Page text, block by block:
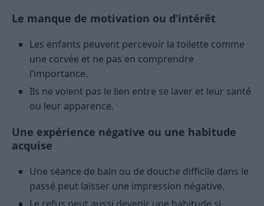
Le manque de motivation ou d’intérêt
Les enfants peuvent percevoir la toilette comme
une corvée et ne pas en comprendre
l’importance.
Ils ne voient pas le lien entre se laver et leur santé
ou leur apparence.
Une expérience négative ou une habitude
acquise
Une séance de bain ou de douche difficile dans le
passé peut laisser une impression négative.